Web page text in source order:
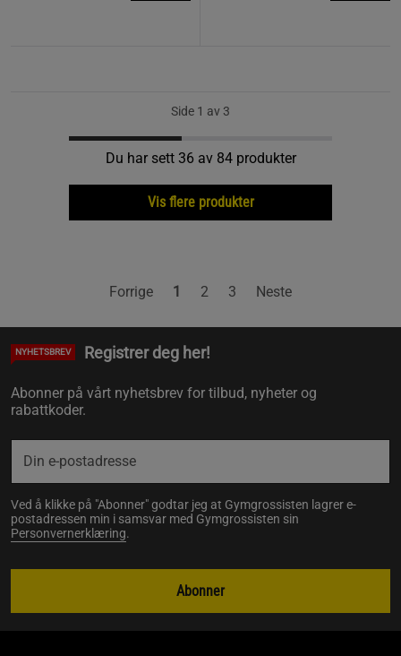
Side 1 av 3
Du har sett 36 av 84 produkter
Vis flere produkter
Forrige 1 2 3 Neste
NYHETSBREV Registrer deg her!
Abonner på vårt nyhetsbrev for tilbud, nyheter og
rabattkoder.
Ved å klikke på "Abonner" godtar jeg at Gymgrossisten lagrer e-
postadressen min i samsvar med Gymgrossisten sin
Personvernerklæring.
Abonner